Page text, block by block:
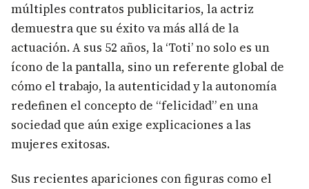
múltiples contratos publicitarios, la actriz
demuestra que su éxito va más allá de la
actuación. A sus 52 años, la ‘Toti’ no solo es un
ícono de la pantalla, sino un referente global de
cómo el trabajo, la autenticidad y la autonomía
redefinen el concepto de “felicidad” en una
sociedad que aún exige explicaciones a las
mujeres exitosas.
Sus recientes apariciones con figuras como el